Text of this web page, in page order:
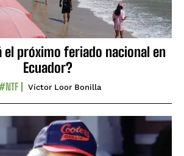
el próximo feriado nacional en
Ecuador?
Víctor Loor Bonilla